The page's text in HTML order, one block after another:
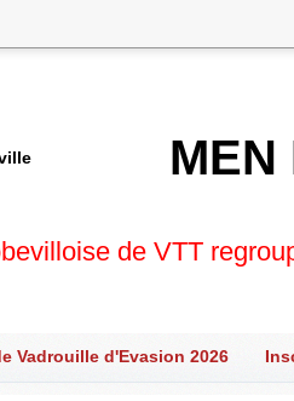
de VTT
Vadrouille d'Evasion 2026